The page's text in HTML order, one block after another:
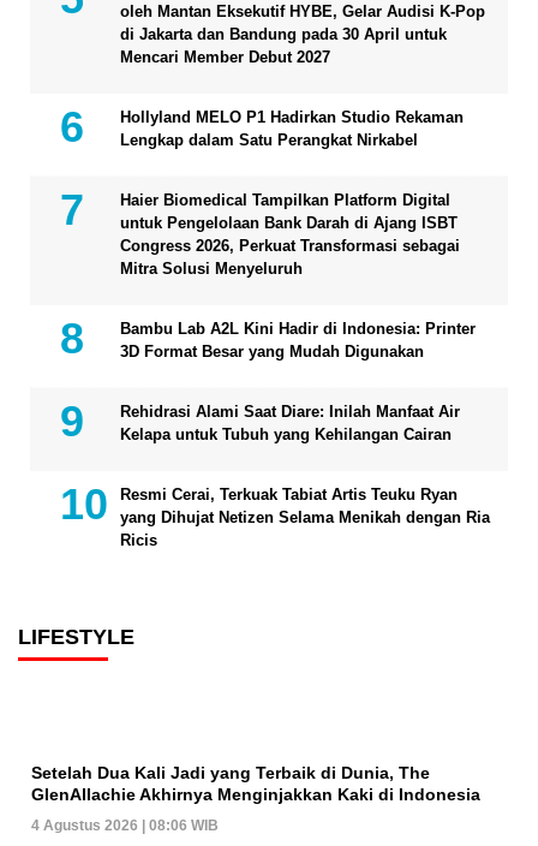
oleh Mantan Eksekutif HYBE, Gelar Audisi K-Pop
di Jakarta dan Bandung pada 30 April untuk
Mencari Member Debut 2027
Hollyland MELO P1 Hadirkan Studio Rekaman
Lengkap dalam Satu Perangkat Nirkabel
Haier Biomedical Tampilkan Platform Digital
untuk Pengelolaan Bank Darah di Ajang ISBT
Congress 2026, Perkuat Transformasi sebagai
Mitra Solusi Menyeluruh
Bambu Lab A2L Kini Hadir di Indonesia: Printer
3D Format Besar yang Mudah Digunakan
Rehidrasi Alami Saat Diare: Inilah Manfaat Air
Kelapa untuk Tubuh yang Kehilangan Cairan
Resmi Cerai, Terkuak Tabiat Artis Teuku Ryan
yang Dihujat Netizen Selama Menikah dengan Ria
Ricis
LIFESTYLE
Setelah Dua Kali Jadi yang Terbaik di Dunia, The
GlenAllachie Akhirnya Menginjakkan Kaki di Indonesia
4 Agustus 2026 | 08:06 WIB